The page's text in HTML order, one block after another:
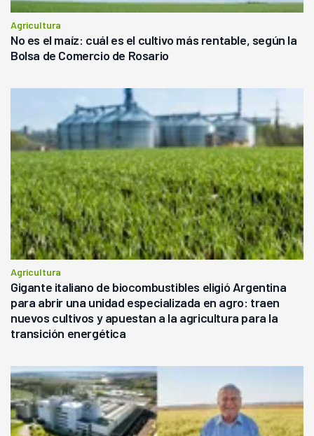
Agricultura
No es el maíz: cuál es el cultivo más rentable, según la
Bolsa de Comercio de Rosario
Agricultura
Gigante italiano de biocombustibles eligió Argentina
para abrir una unidad especializada en agro: traen
nuevos cultivos y apuestan a la agricultura para la
transición energética